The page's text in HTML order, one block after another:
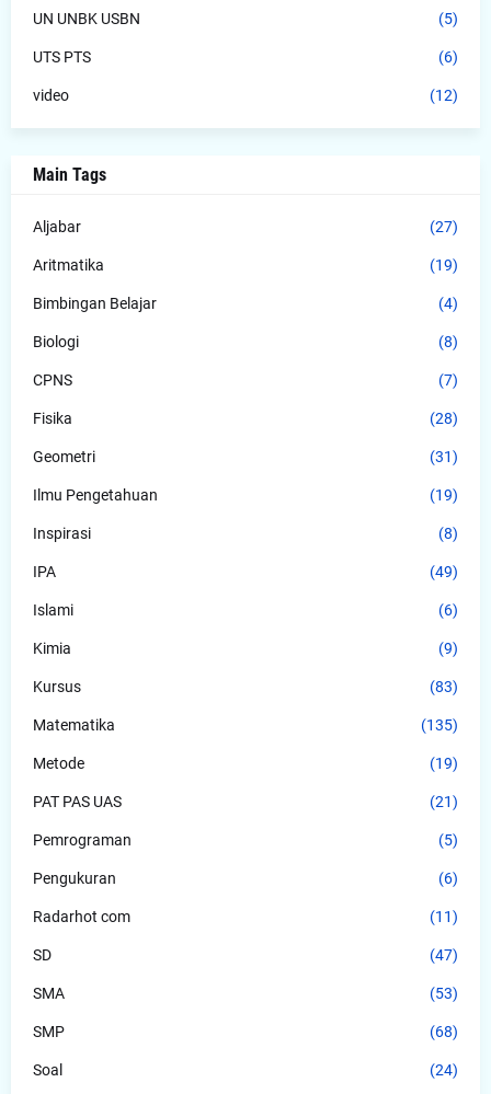
UN UNBK USBN (5)
UTS PTS (6)
video (12)
Main Tags
Aljabar (27)
Aritmatika (19)
Bimbingan Belajar (4)
Biologi (8)
CPNS (7)
Fisika (28)
Geometri (31)
Ilmu Pengetahuan (19)
Inspirasi (8)
IPA (49)
Islami (6)
Kimia (9)
Kursus (83)
Matematika (135)
Metode (19)
PAT PAS UAS (21)
Pemrograman (5)
Pengukuran (6)
Radarhot com (11)
SD (47)
SMA (53)
SMP (68)
Soal (24)